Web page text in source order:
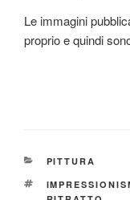
Le immagini
proprio e quindi
CATEGORIE
PITTURA
TAG